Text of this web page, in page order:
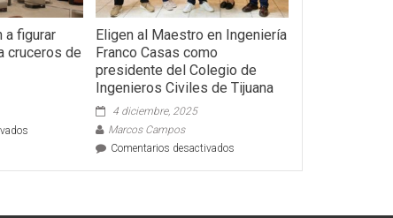
a figurar
cruceros de
Eligen al Maestro en Ingeniería
Franco Casas como
presidente del Colegio de
Ingenieros Civiles de Tijuana
4 diciembre, 2025
Marcos Campos
Comentarios desactivadosen